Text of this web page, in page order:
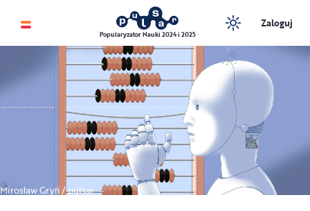
Popularyzator Nauki 2024 i 2025
Zaloguj
Mirosław Gryń / pulsar